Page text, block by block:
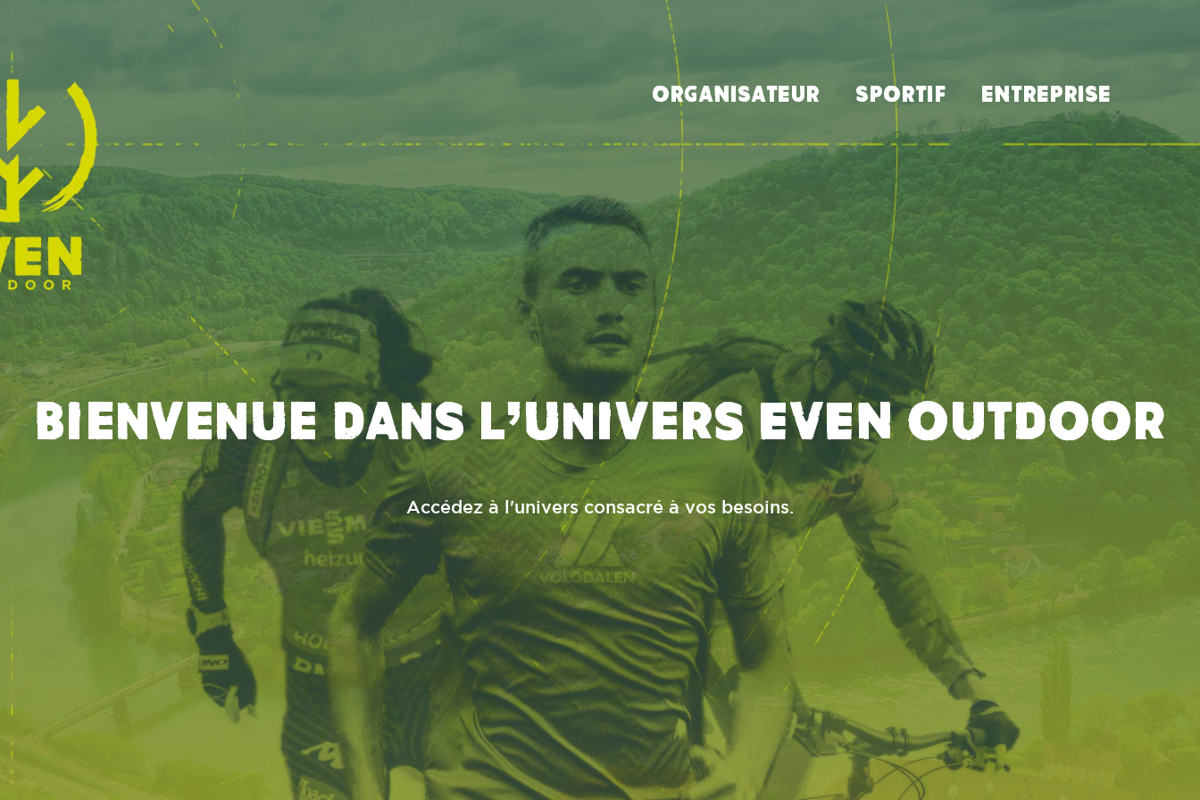
ORGANISATEUR SPORTIF ENTREPRISE
Bienvenue dans l'univers EVEN OUTDOOR
Accédez à l'univers consacré à vos besoins.